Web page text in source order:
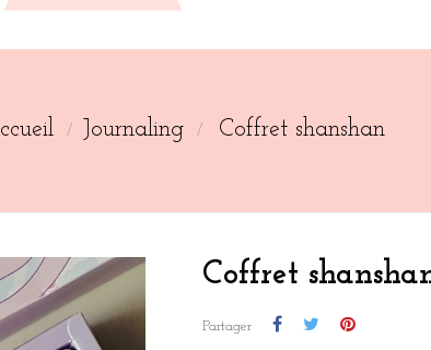
Journaling Coffret shanshan
Coffret
Partager